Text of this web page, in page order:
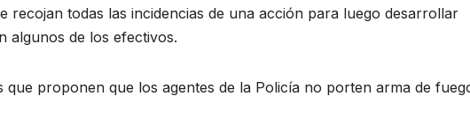
recojan todas las incidencias de una acción para luego desarrollar
algunos de los efectivos.
proponen que los agentes de la Policía no porten arma de